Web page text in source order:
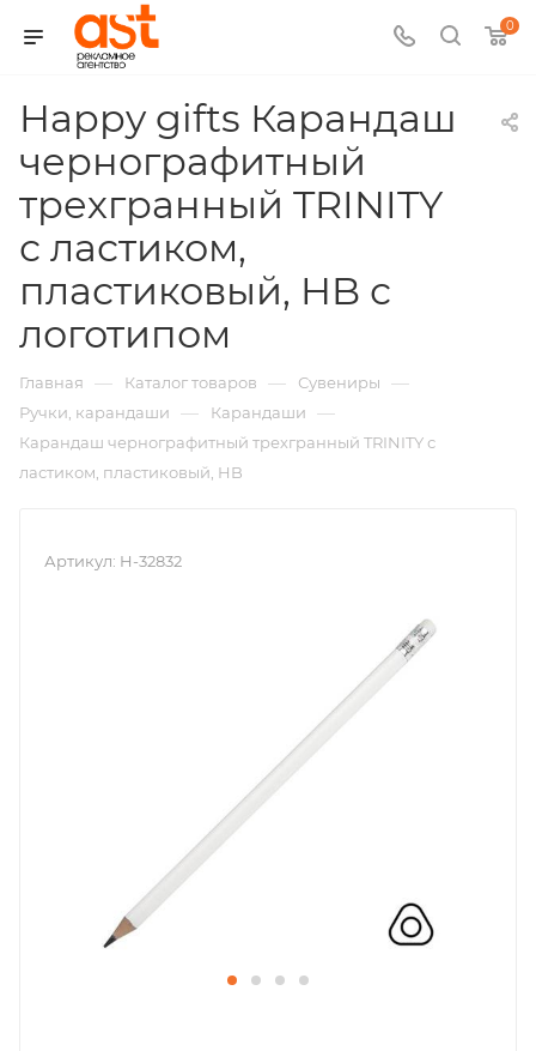
0
Happy gifts Карандаш
чернографитный
трехгранный TRINITY
с ластиком,
пластиковый, HB с
логотипом
арт.:
H-
32832
Главная — Каталог товаров — Сувениры —
Ручки, карандаши — Карандаши —
Карандаш чернографитный трехгранный TRINITY с
ластиком, пластиковый, HB
Артикул: H-32832